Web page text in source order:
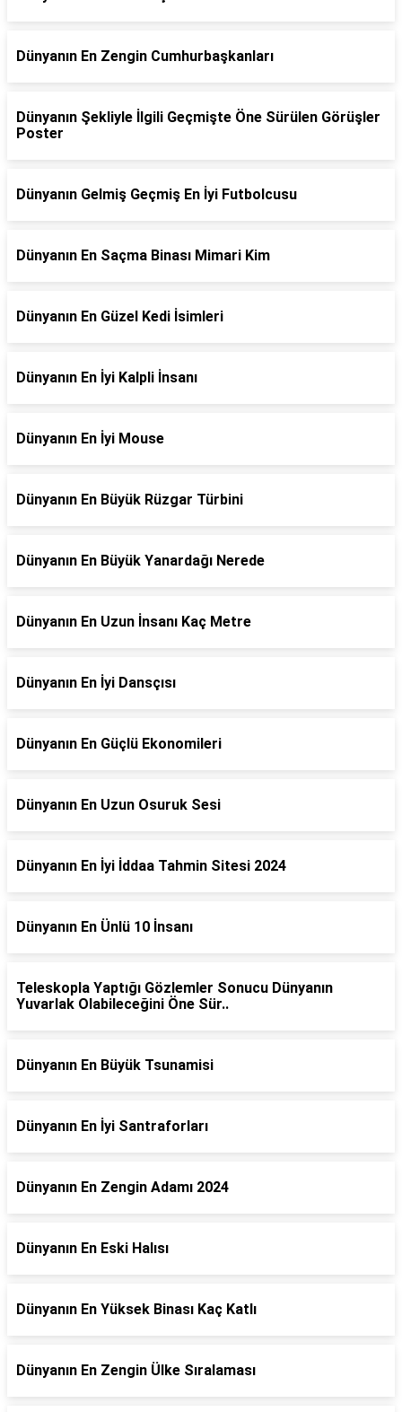
Dünyanın En Zengin Cumhurbaşkanları
Dünyanın Şekliyle İlgili Geçmişte Öne Sürülen Görüşler
Poster
Dünyanın Gelmiş Geçmiş En İyi Futbolcusu
Dünyanın En Saçma Binası Mimari Kim
Dünyanın En Güzel Kedi İsimleri
Dünyanın En İyi Kalpli İnsanı
Dünyanın En İyi Mouse
Dünyanın En Büyük Rüzgar Türbini
Dünyanın En Büyük Yanardağı Nerede
Dünyanın En Uzun İnsanı Kaç Metre
Dünyanın En İyi Dansçısı
Dünyanın En Güçlü Ekonomileri
Dünyanın En Uzun Osuruk Sesi
Dünyanın En İyi İddaa Tahmin Sitesi 2024
Dünyanın En Ünlü 10 İnsanı
Teleskopla Yaptığı Gözlemler Sonucu Dünyanın
Yuvarlak Olabileceğini Öne Sür..
Dünyanın En Büyük Tsunamisi
Dünyanın En İyi Santraforları
Dünyanın En Zengin Adamı 2024
Dünyanın En Eski Halısı
Dünyanın En Yüksek Binası Kaç Katlı
Dünyanın En Zengin Ülke Sıralaması